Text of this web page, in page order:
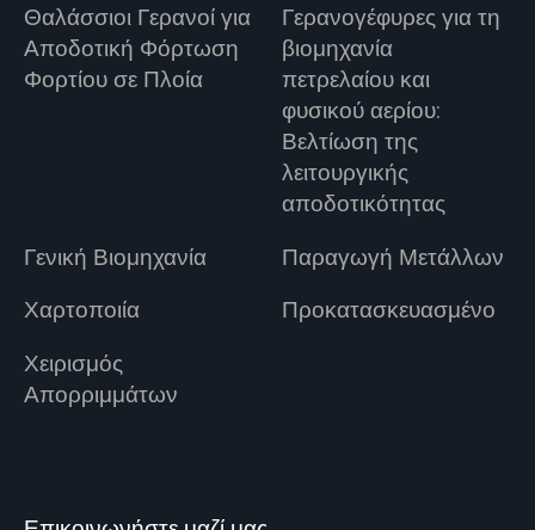
Θαλάσσιοι Γερανοί για
Αποδοτική Φόρτωση
Φορτίου σε Πλοία
Γερανογέφυρες για τη
βιομηχανία
πετρελαίου και
φυσικού αερίου:
Βελτίωση της
λειτουργικής
αποδοτικότητας
Γενική Βιομηχανία
Παραγωγή Μετάλλων
Χαρτοποιία
Προκατασκευασμένο
Χειρισμός
Απορριμμάτων